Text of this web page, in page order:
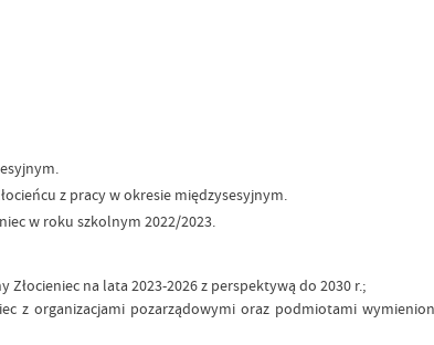
z pracy w okresie międzysesyjnym.
w roku szkolnym 2022/2023.
na lata 2023-2026 z perspektywą do 2030 r.;
z organizacjami pozarządowymi oraz podmiotami